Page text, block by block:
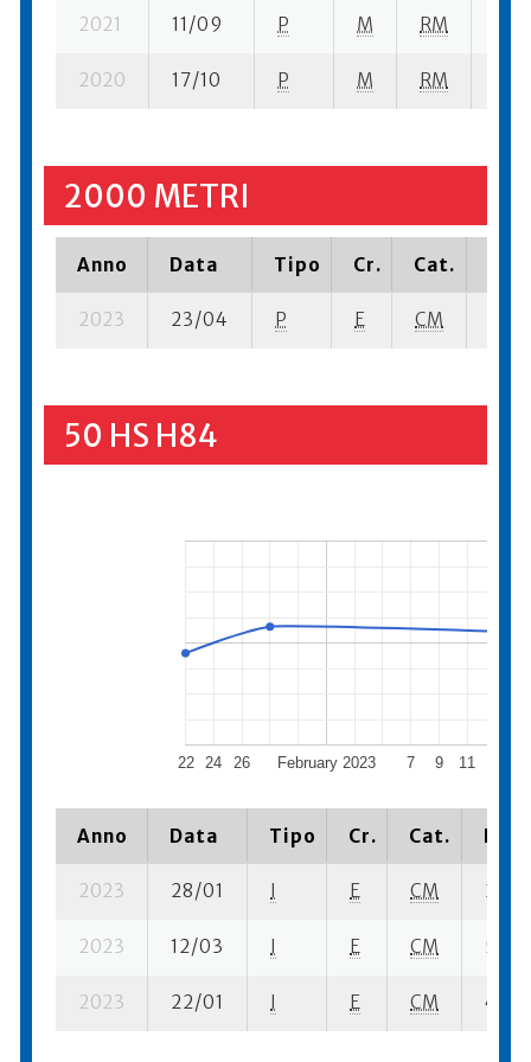
2021 11/09 P M RM
2020 17/10 P M RM
2000 METRI
Anno Data Tipo Cr. Cat.
2023 23/04 P E CM
50 HS H84
February 2023
22 24 26 7 9 11
Anno Data Tipo Cr. Cat.
2023 28/01 I E CM 2
2023 12/03 I E CM 5
2023 22/01 I E CM 4